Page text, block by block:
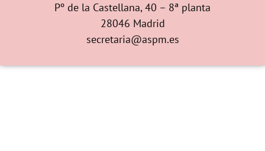
Pº de la Castellana, 40 – 8ª planta
28046 Madrid
secretaria@aspm.es